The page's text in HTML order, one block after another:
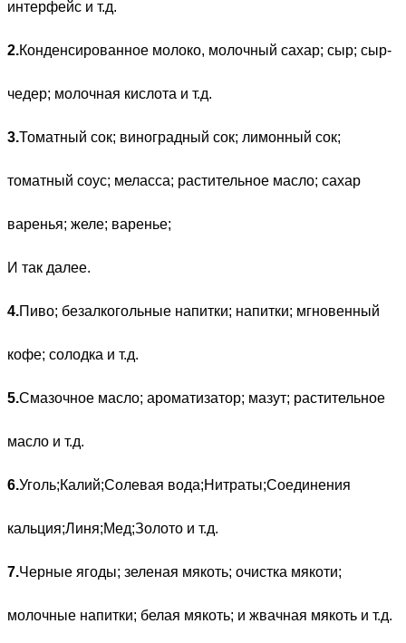
интерфейс и т.д.
2.Конденсированное молоко, молочный сахар; сыр; сыр-
чедер; молочная кислота и т.д.
3.Томатный сок; виноградный сок; лимонный сок;
томатный соус; меласса; растительное масло; сахар
варенья; желе; варенье;
И так далее.
4.Пиво; безалкогольные напитки; напитки; мгновенный
кофе; солодка и т.д.
5.Смазочное масло; ароматизатор; мазут; растительное
масло и т.д.
6.Уголь;Калий;Солевая вода;Нитраты;Соединения
кальция;Линя;Мед;Золото и т.д.
7.Черные ягоды; зеленая мякоть; очистка мякоти;
молочные напитки; белая мякоть; и жвачная мякоть и т.д.